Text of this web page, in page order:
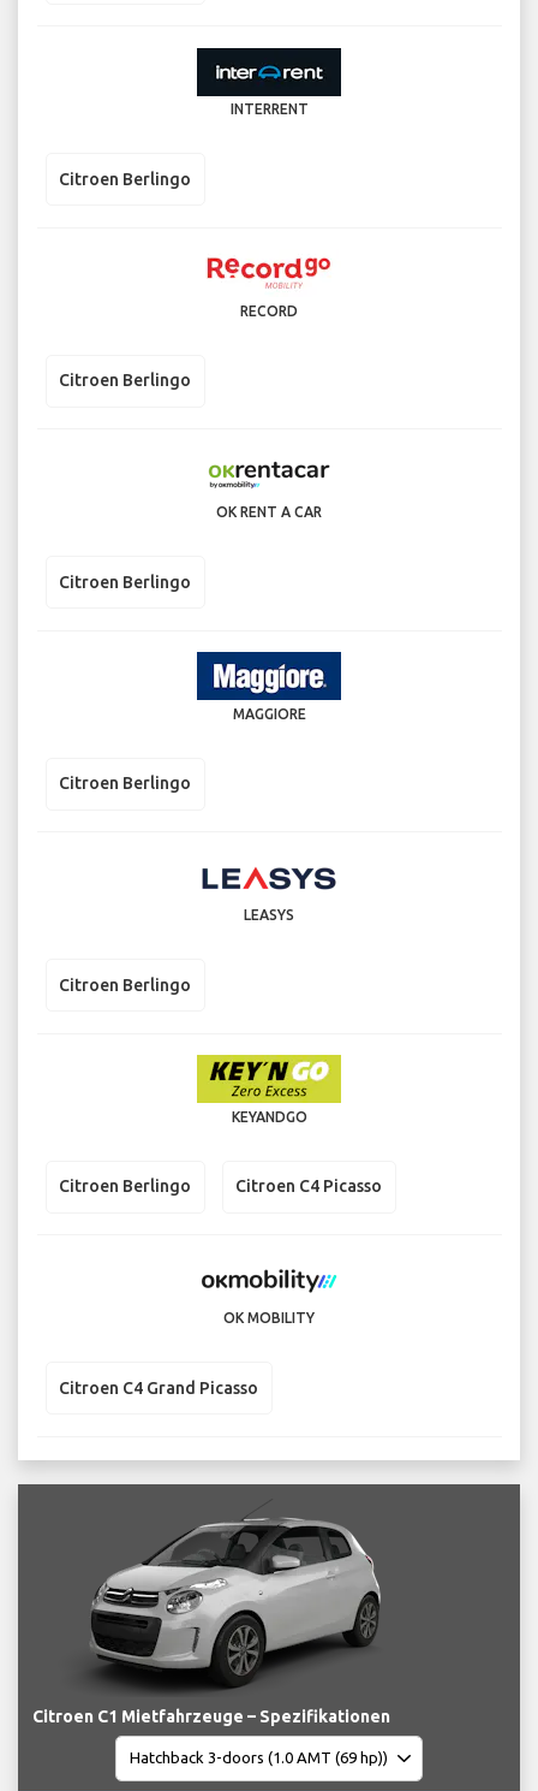
INTERRENT
Citroen Berlingo
RECORD
Citroen Berlingo
OK RENT A CAR
Citroen Berlingo
MAGGIORE
Citroen Berlingo
LEASYS
Citroen Berlingo
KEYANDGO
Citroen Berlingo Citroen C4 Picasso
OK MOBILITY
Citroen C4 Grand Picasso
Citroen C1 Mietfahrzeuge – Spezifikationen